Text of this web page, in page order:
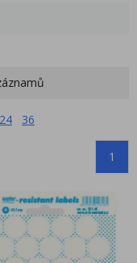
24 36
1